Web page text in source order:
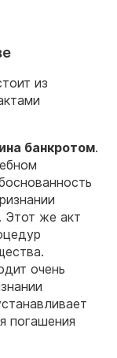
из
банкротом.
Этот же акт
очень
погашения